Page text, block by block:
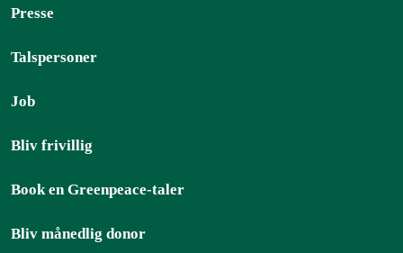
Presse
Talspersoner
Job
Bliv frivillig
Book en Greenpeace-taler
Bliv månedlig donor